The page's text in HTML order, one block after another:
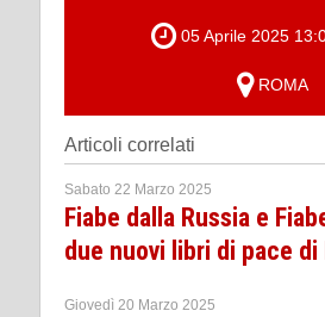
05 Aprile 2025
ROMA
Articoli correlati
Sabato 22 Marzo 2025
Fiabe dalla Russia e
due nuovi libri di pace
Giovedì 20 Marzo 2025